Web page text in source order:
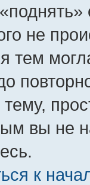
не
тем
вы не
к